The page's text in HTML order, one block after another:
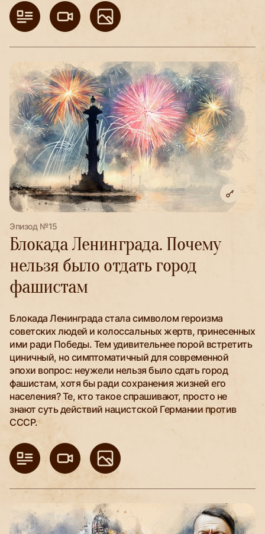
Эпизод №15
Блокада Ленинграда. Почему
нельзя было отдать город
фашистам
Блокада Ленинграда стала символом героизма
советских людей и колоссальных жертв, принесенных
ими ради Победы. Тем удивительнее порой встретить
циничный, но симптоматичный для современной
эпохи вопрос: неужели нельзя было сдать город
фашистам, хотя бы ради сохранения жизней его
населения? Те, кто такое спрашивают, просто не
знают суть действий нацистской Германии против
СССР.